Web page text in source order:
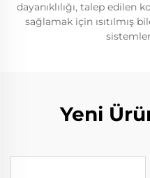
dayanıklılığı, talep
sağlamak için ısıtılmış
Yeni